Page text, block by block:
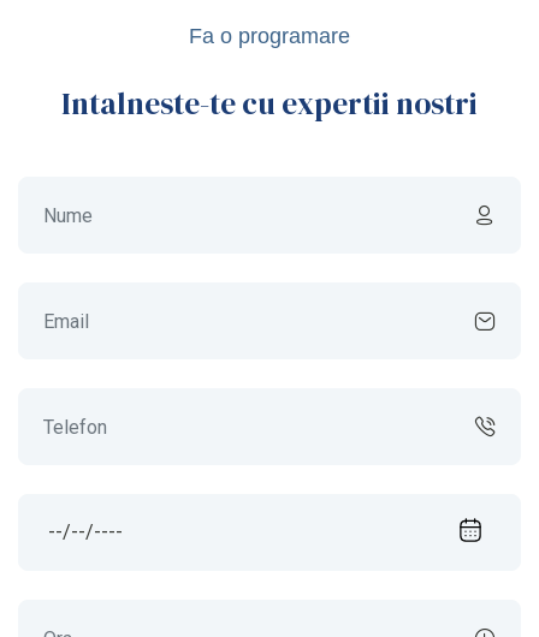
Fa o programare
Intalneste-te cu expertii nostri